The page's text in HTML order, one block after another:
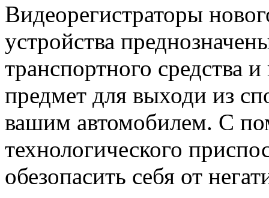
Видеорегистраторы
устройства
транспортного средства
предмет для выходи из
вашим автомобилем. С
технологического
обезопасить себя от